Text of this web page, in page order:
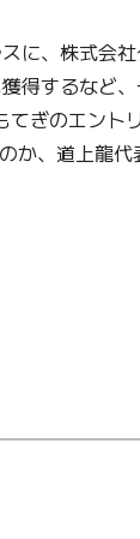
、株式会社
得するなど
ぎのエント
、道上龍代